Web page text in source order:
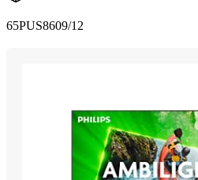
65PUS8609/12